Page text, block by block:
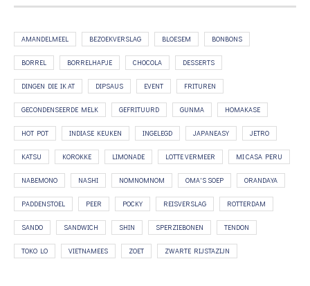
AMANDELMEEL BEZOEKVERSLAG BLOESEM BONBONS
BORREL BORRELHAPJE CHOCOLA DESSERTS
DINGEN DIE IK AT DIPSAUS EVENT FRITUREN
GECONDENSEERDE MELK GEFRITUURD GUNMA HOMAKASE
HOT POT INDIASE KEUKEN INGELEGD JAPANEASY JETRO
KATSU KOROKKE LIMONADE LOTTE VERMEER MI CASA PERU
NABEMONO NASHI NOMNOMNOM OMA'S SOEP ORANDAYA
PADDENSTOEL PEER POCKY REISVERSLAG ROTTERDAM
SANDO SANDWICH SHIN SPERZIEBONEN TENDON
TOKO LO VIETNAMEES ZOET ZWARTE RIJSTAZIJN